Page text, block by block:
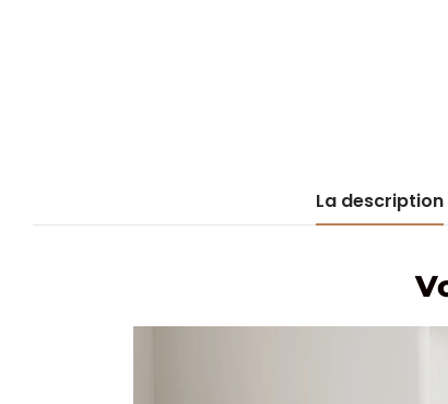
La description